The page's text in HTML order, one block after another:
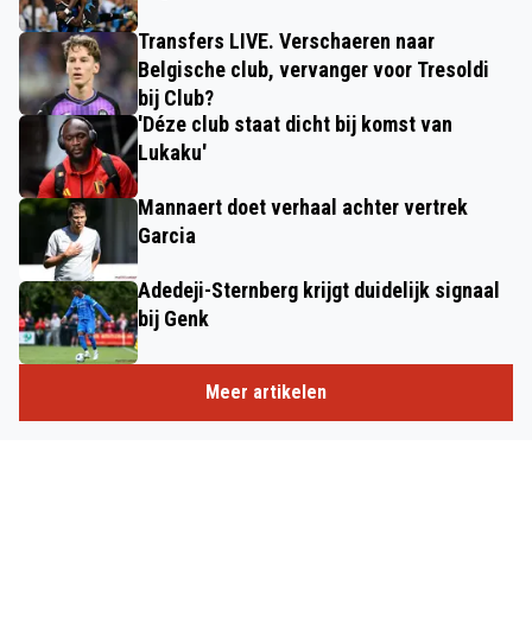
Transfers LIVE. Verschaeren naar
Belgische club, vervanger voor Tresoldi
bij Club?
'Déze club staat dicht bij komst van
Lukaku'
Mannaert doet verhaal achter vertrek
Garcia
Adedeji-Sternberg krijgt duidelijk signaal
bij Genk
Meer artikelen